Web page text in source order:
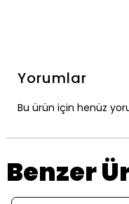
Yorumlar
Bu ürün için henüz
Benzer